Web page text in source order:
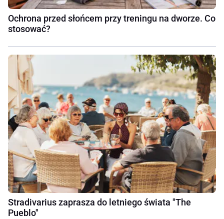
Ochrona przed słońcem przy treningu na dworze. Co
stosować?
Stradivarius zaprasza do letniego świata "The
Pueblo"